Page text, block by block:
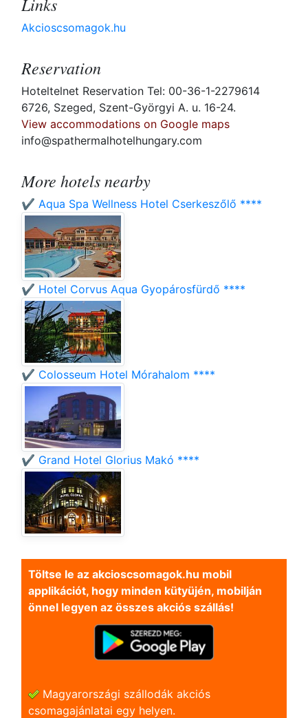
Akcioscsomagok.hu
Reservation
Hoteltelnet Reservation Tel: 00-36-1-2279614
6726, Szeged, Szent-Györgyi A. u. 16-24.
View accommodations on Google maps
info@spathermalhotelhungary.com
More hotels nearby
✔️ Aqua Spa Wellness Hotel Cserkeszőlő ****
✔️ Hotel Corvus Aqua Gyopárosfürdő ****
✔️ Colosseum Hotel Mórahalom ****
✔️ Grand Hotel Glorius Makó ****
Töltse le az akcioscsomagok.hu mobil
applikációt, hogy minden kütyüjén, mobilján
önnel legyen az összes akciós szállás!
Magyarországi szállodák akciós
csomagajánlatai egy helyen.